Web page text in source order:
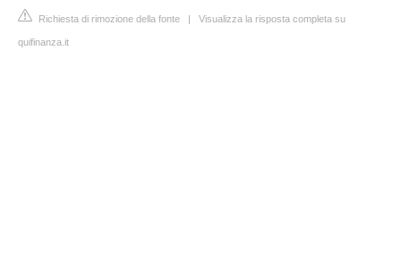
Richiesta di rimozione della fonte | Visualizza la risposta completa su
quifinanza.it